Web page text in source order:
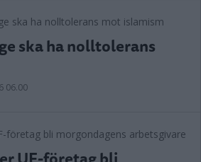
ska ha nolltolerans
06.00